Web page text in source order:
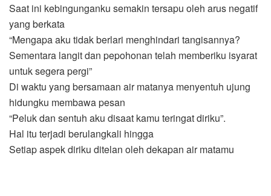
Saat ini kebingunganku semakin tersapu oleh arus negatif
yang berkata
“Mengapa aku tidak berlari menghindari tangisannya?
Sementara langit dan pepohonan telah memberiku isyarat
untuk segera pergi”
Di waktu yang bersamaan air matanya menyentuh ujung
hidungku membawa pesan
“Peluk dan sentuh aku disaat kamu teringat diriku”.
Hal itu terjadi berulangkali hingga
Setiap aspek diriku ditelan oleh dekapan air matamu